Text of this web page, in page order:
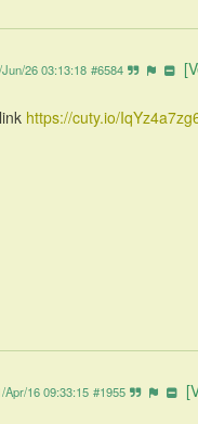
26 03:13:18 #6584
https://cuty.io/
Apr/16 09:33:15 #1955